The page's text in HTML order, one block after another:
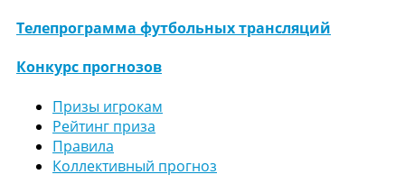
Телепрограмма футбольных трансляций
Конкурс прогнозов
Призы игрокам
Рейтинг приза
Правила
Коллективный прогноз